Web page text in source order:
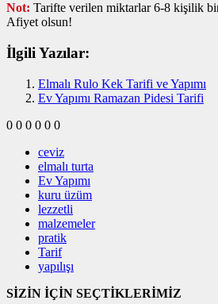
Not: Tarifte verilen miktarlar 6-8 kişilik
Afiyet olsun!
İlgili Yazılar:
Elmalı Rulo Kek Tarifi ve Yapımı
Ev Yapımı Ramazan Pidesi Tarifi
0 0 0 0 0 0
ceviz
elmalı turta
Ev Yapımı
kuru üzüm
lezzetli
malzemeler
pratik
Tarif
yapılışı
SİZİN İÇİN SEÇTİKLERİMİZ